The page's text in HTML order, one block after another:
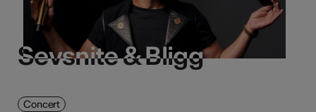
Sevsnite & Bligg
Sevsnite & Bligg
Concert